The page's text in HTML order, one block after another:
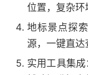
位置，复杂
地标景点探
源，一键直
实用工具集成